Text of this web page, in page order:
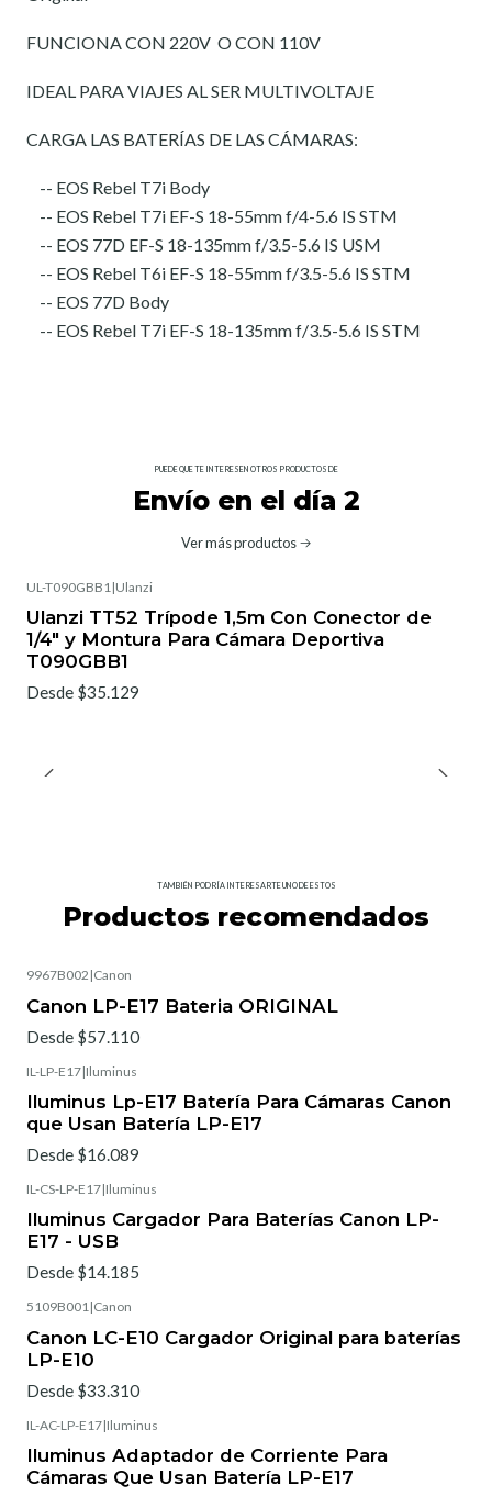
FUNCIONA CON 220V O CON 110V
IDEAL PARA VIAJES AL SER MULTIVOLTAJE
CARGA LAS BATERÍAS DE LAS CÁMARAS:
-- EOS Rebel T7i Body
-- EOS Rebel T7i EF-S 18-55mm f/4-5.6 IS STM
-- EOS 77D EF-S 18-135mm f/3.5-5.6 IS USM
-- EOS Rebel T6i EF-S 18-55mm f/3.5-5.6 IS STM
-- EOS 77D Body
-- EOS Rebel T7i EF-S 18-135mm f/3.5-5.6 IS STM
PUEDE QUE TE INTERESEN OTROS PRODUCTOS DE
Envío en el día 2
Ver más productos
UL-T090GBB1 |Ulanzi
Ulanzi TT52 Trípode 1,5m Con Conector de
1/4" y Montura Para Cámara Deportiva
T090GBB1
Desde $35.129
TAMBIÉN PODRÍA INTERESARTE UNO DE ESTOS
Productos recomendados
9967B002 |Canon
Canon LP-E17 Bateria ORIGINAL
Desde $57.110
IL-LP-E17|Iluminus
Iluminus Lp-E17 Batería Para Cámaras Canon
que Usan Batería LP-E17
Desde $16.089
IL-CS-LP-E17|Iluminus
Iluminus Cargador Para Baterías Canon LP-
E17 - USB
Desde $14.185
5109B001|Canon
Canon LC-E10 Cargador Original para baterías
LP-E10
Desde $33.310
IL-AC-LP-E17|Iluminus
Iluminus Adaptador de Corriente Para
Cámaras Que Usan Batería LP-E17